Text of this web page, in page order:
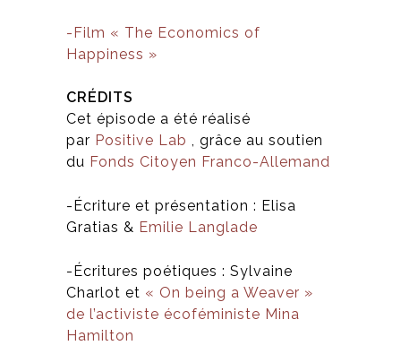
-Film « The Economics of
Happiness »
CRÉDITS
Cet épisode a été réalisé
par Positive Lab
, grâce au soutien
du Fonds Citoyen Franco-Allemand
-Écriture et présentation : Elisa
Gratias & Emilie Langlade
-Écritures poétiques : Sylvaine
Charlot et « On being a Weaver »
de l’activiste écoféministe Mina
Hamilton